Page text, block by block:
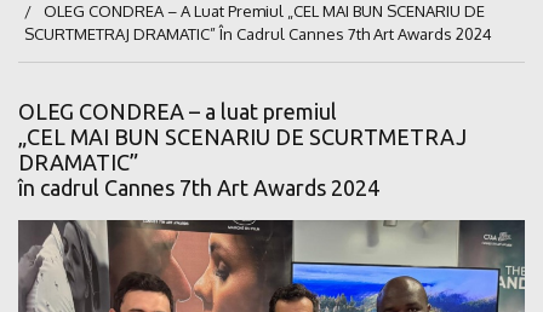
OLEG CONDREA – A Luat Premiul „CEL MAI BUN SCENARIU DE
SCURTMETRAJ DRAMATIC” În Cadrul Cannes 7th Art Awards 2024
OLEG CONDREA – a luat premiul
„CEL MAI BUN SCENARIU DE SCURTMETRAJ
DRAMATIC”
în cadrul Cannes 7th Art Awards 2024